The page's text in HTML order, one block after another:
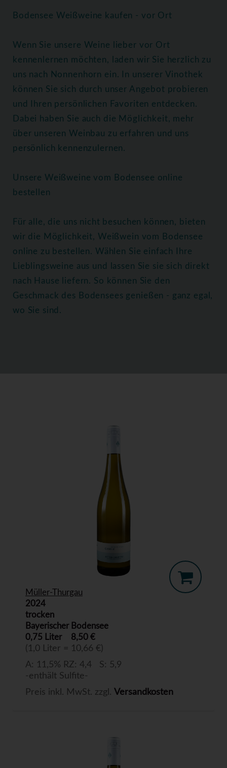
Bodensee Weißweine kaufen - vor Ort
Wenn Sie unsere Weine lieber vor Ort
kennenlernen möchten, laden wir Sie herzlich zu
uns nach Nonnenhorn ein. In unserer Vinothek
können Sie sich durch unser Angebot probieren
und Ihren persönlichen Favoriten entdecken.
Dabei haben Sie auch die Möglichkeit, mehr
über unseren Weinbau zu erfahren und uns
persönlich kennenzulernen.
Unsere Weißweine vom Bodensee online
bestellen
Für alle, die uns nicht besuchen können, bieten
wir die Möglichkeit, Weißwein vom Bodensee
online zu bestellen. Wählen Sie einfach Ihre
Lieblingsweine aus und lassen Sie sie sich direkt
nach Hause liefern. So können Sie den
Geschmack des Bodensees genießen - ganz egal,
wo Sie sind.
Müller-Thurgau
2024
trocken
Bayerischer Bodensee
0,75 Liter
8,50 €
(1,0 Liter = 10,66 €)
A: 11,5% RZ: 4,4 S: 5,9
-enthält Sulfite-
Preis inkl. MwSt. zzgl. Versandkosten